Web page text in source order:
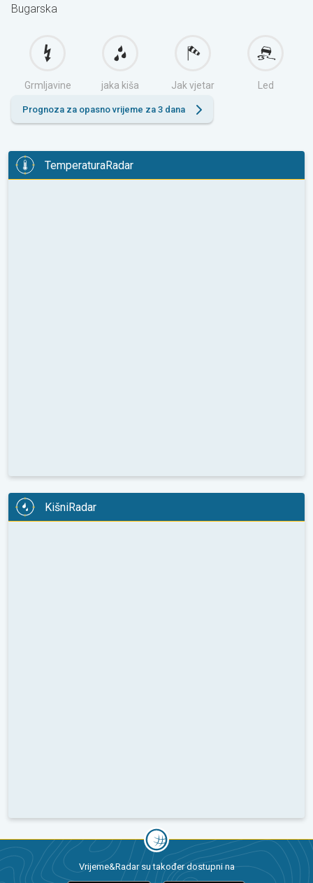
Bugarska
Grmljavine jaka kiša Jak vjetar Led
Prognoza za opasno vrijeme za 3 dana
TemperaturaRadar
KišniRadar
Vrijeme&Radar su također dostupni na